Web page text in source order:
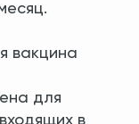
вакцина
для
в